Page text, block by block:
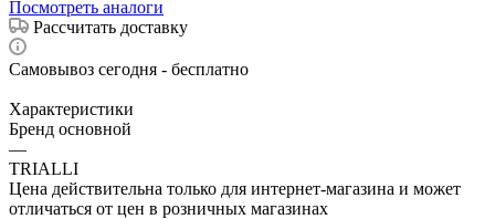
Посмотреть аналоги
Рассчитать доставку
Самовывоз сегодня - бесплатно
Характеристики
Бренд основной
—
TRIALLI
Цена действительна только для интернет-магазина и может
отличаться от цен в розничных магазинах